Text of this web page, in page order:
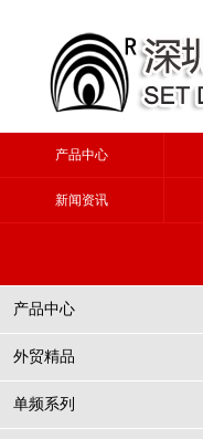
产品中心
新闻资讯
产品中心
外贸精品
单频系列